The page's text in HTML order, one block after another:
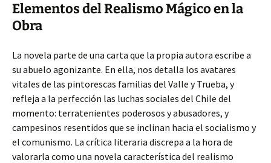
Elementos del Realismo Mágico en la
Obra
La novela parte de una carta que la propia autora escribe a
su abuelo agonizante. En ella, nos detalla los avatares
vitales de las pintorescas familias del Valle y Trueba, y
refleja a la perfección las luchas sociales del Chile del
momento: terratenientes poderosos y abusadores, y
campesinos resentidos que se inclinan hacia el socialismo y
el comunismo. La crítica literaria discrepa a la hora de
valorarla como una novela característica del realismo